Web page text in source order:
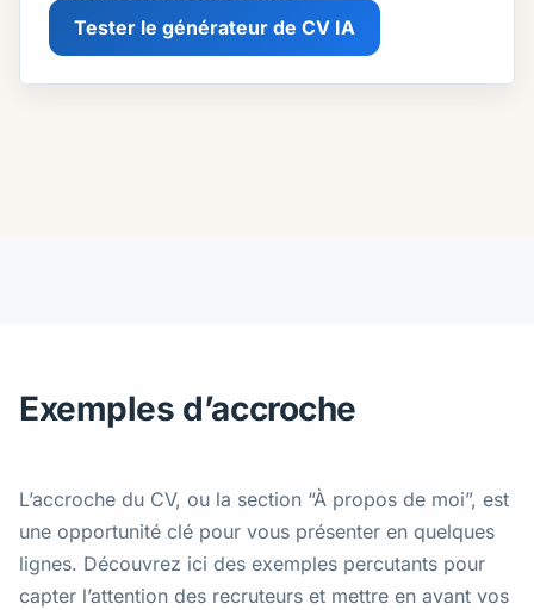
Tester le générateur de CV IA
Exemples d’accroche
L’accroche du CV, ou la section “À propos de moi”, est
une opportunité clé pour vous présenter en quelques
lignes. Découvrez ici des exemples percutants pour
capter l’attention des recruteurs et mettre en avant vos